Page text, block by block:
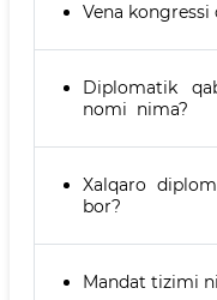
Vena kongressi
Diplomatik
nomi nima?
Xalqaro
bor?
Mandat tizimi